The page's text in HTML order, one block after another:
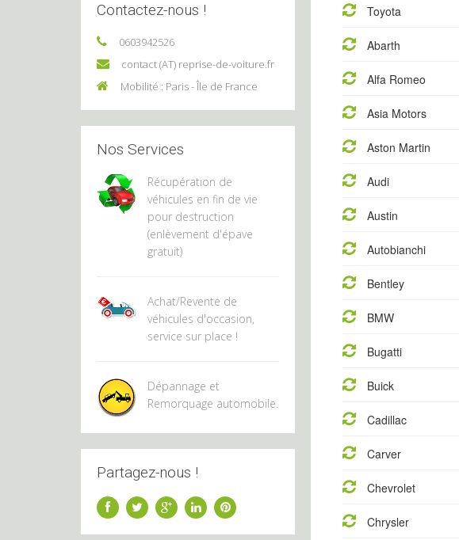
Contactez-nous !
0603942526
contact (AT) reprise-de-voiture.fr
Mobilité : Paris - Île de France
Nos Services
Récupération de
véhicules en fin de vie
pour destruction
(enlèvement d'épave
gratuit)
Achat/Revente de
véhicules d'occasion,
service sur place !
Dépannage et
Remorquage automobile.
Partagez-nous !
Toyota
Abarth
Alfa Romeo
Asia Motors
Aston Martin
Audi
Austin
Autobianchi
Bentley
BMW
Bugatti
Buick
Cadillac
Carver
Chevrolet
Chrysler